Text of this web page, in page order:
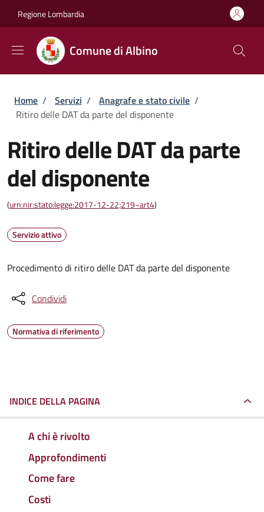
Regione Lombardia
Comune di Albino
Briciole di pane
Home / Servizi / Anagrafe e stato civile /
Ritiro delle DAT da parte del disponente
Ritiro delle DAT da parte
del disponente
(urn:nir:stato:legge:2017-12-22;219~art4)
Servizio attivo
Procedimento di ritiro delle DAT da parte del disponente
Condividi
Normativa di riferimento
INDICE DELLA PAGINA
A chi è rivolto
Approfondimenti
Come fare
Costi